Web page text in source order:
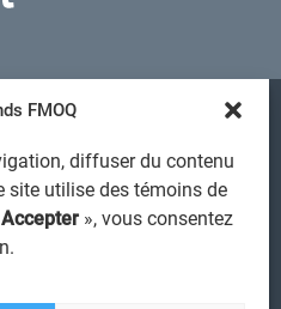
FMOQ
diffuser du contenu
site utilise des témoins de
Accepter », vous consentez
PERSONNELS
PLAINTES